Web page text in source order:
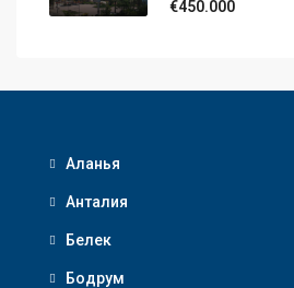
€450.000
Аланья
Анталия
Белек
Бодрум